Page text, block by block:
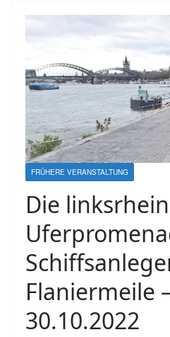
FRÜHERE VERANSTALTUNG
Die
Flaniermeile
30.10.2022